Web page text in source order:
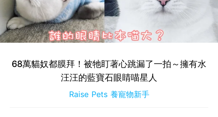
68萬貓奴都膜拜！被牠盯著心跳漏了一拍～擁有水
汪汪的藍寶石眼睛喵星人
Raise Pets 養寵物新手